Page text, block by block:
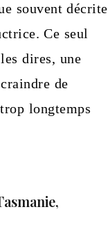
souvent décrite
Ce seul
dires, une
de
longtemps